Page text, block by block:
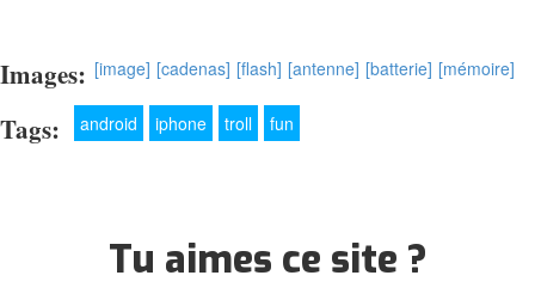
Images: [image] [cadenas] [flash] [antenne] [batterie] [mémoire]
Tags: android iphone troll fun
Tu aimes ce site ?